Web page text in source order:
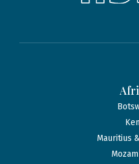
Mauritius